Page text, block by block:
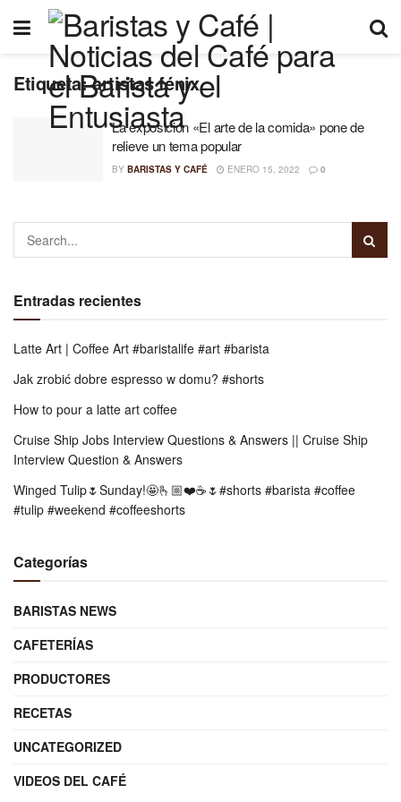
Etiqueta:artistas fénix
La exposición «El arte de la comida» pone de
relieve un tema popular
BY BARISTAS Y CAFÉ ENERO 15, 2022 0
Entradas recientes
Latte Art | Coffee Art #baristalife #art #barista
Jak zrobić dobre espresso w domu? #shorts
How to pour a latte art coffee
Cruise Ship Jobs Interview Questions & Answers || Cruise Ship
Interview Question & Answers
Winged Tulip🌷Sunday!🤩🫰🏼❤️☕️🌷#shorts #barista #coffee
#tulip #weekend #coffeeshorts
Categorías
BARISTAS NEWS
CAFETERÍAS
PRODUCTORES
RECETAS
UNCATEGORIZED
VIDEOS DEL CAFÉ